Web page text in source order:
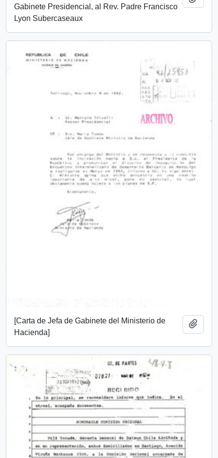
Gabinete Presidencial, al Rev. Padre Francisco
Lyon Subercaseaux
[Carta de Jefa de Gabinete del Ministerio de
Hacienda]